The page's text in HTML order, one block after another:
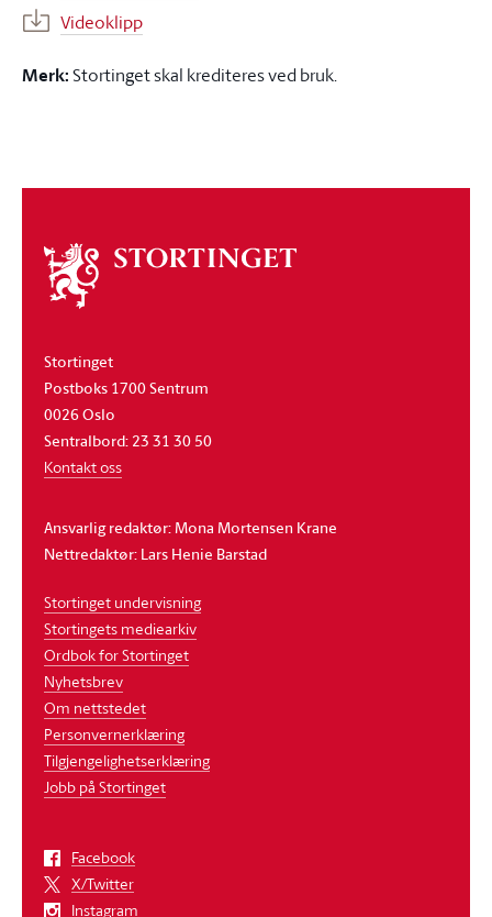
Videoklipp
Merk:Stortinget skal krediteres ved bruk.
Om
stortinget
Stortinget
Postboks 1700 Sentrum
0026 Oslo
Sentralbord: 23 31 30 50
Kontakt oss
Ansvarlig redaktør: Mona Mortensen Krane
Nettredaktør: Lars Henie Barstad
Stortinget undervisning
Stortingets mediearkiv
Ordbok for Stortinget
Nyhetsbrev
Om nettstedet
Personvernerklæring
Tilgjengelighetserklæring
Jobb på Stortinget
Facebook
X/Twitter
Instagram